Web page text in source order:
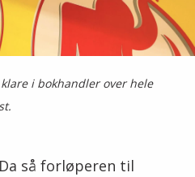
i bokhandler over hele
så forløperen til